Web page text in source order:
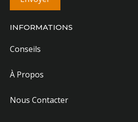
INFORMATIONS
Conseils
À Propos
Nous Contacter